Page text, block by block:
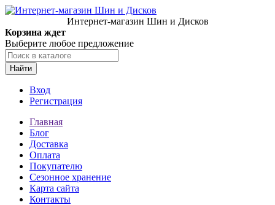
Интернет-магазин Шин и Дисков
Корзина ждет
Выберите любое предложение
Найти
Вход
Регистрация
Главная
Блог
Доставка
Оплата
Покупателю
Сезонное хранение
Карта сайта
Контакты